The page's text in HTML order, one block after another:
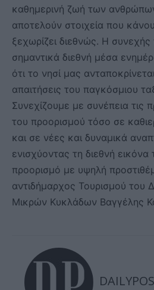
καθημερινή ζωή των
αποτελούν στοιχεία που
ξεχωρίζει διεθνώς. Η
σημαντικά διεθνή μέσα
ότι το νησί μας
απαιτήσεις του παγκόσμιου
Συνεχίζουμε με συνέπεια τις
του προορισμού τόσο σε
και σε νέες και δυναμικά
ενισχύοντας τη διεθνή
προορισμό με υψηλή
αντιδήμαρχος Τουρισμού του
Μικρών Κυκλάδων Βαγγέλης